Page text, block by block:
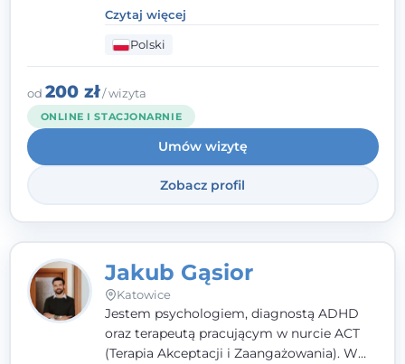
poznawczo-behawioralnej (CBT), a także na
podejściu skoncentrowanym na
rozwiązaniach (TSR) oraz Racjonalnej
Terapii Zachowania (RTZ). Dużą wagę
przykładam do relacji opartej na empatii,
poczuciu bezpieczeństwa i wzajemnym
zrozumieniu.
Czytaj więcej
Polski
od 200 zł/ wizyta
ONLINE I STACJONARNIE
Umów wizytę
Zobacz profil
Jakub Gąsior
Katowice
Jestem psychologiem, diagnostą ADHD
oraz terapeutą pracującym w nurcie ACT
(Terapia Akceptacji i Zaangażowania). W